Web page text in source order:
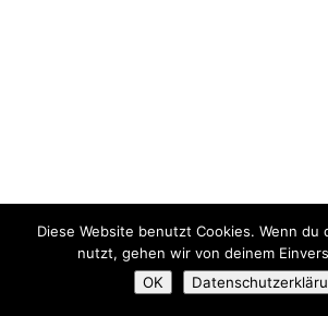
Diese Website benutzt Cookies. Wenn du
nutzt, gehen wir von deinem
OK